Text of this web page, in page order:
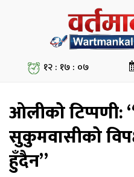
१२ : १७ : ०८
ओलीको टिप्पणी:
सुकुमवासीको
हुँदैन”